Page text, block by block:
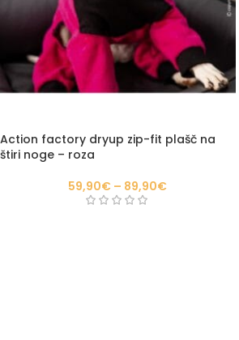
Action factory dryup zip-fit plašč na
štiri noge – roza
59,90€ – 89,90€